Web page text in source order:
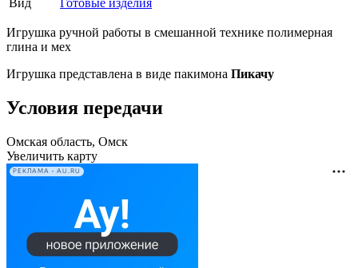
Игрушка ручной работы в смешанной технике полимерная
глина и мех
Игрушка представлена в виде пакимона Пикачу
Условия передачи
Омская область, Омск
Увеличить карту
РЕКЛАМА • AU.RU